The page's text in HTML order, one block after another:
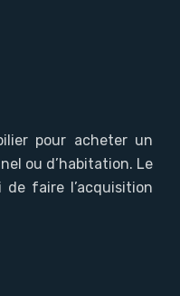
pour acheter un
ou d’habitation. Le
de faire l’acquisition